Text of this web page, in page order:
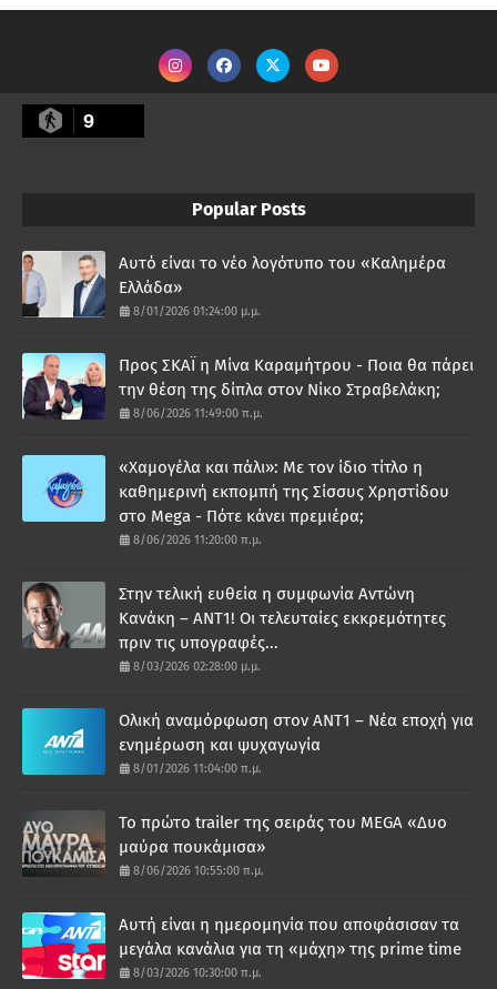
9
Popular Posts
Αυτό είναι το νέο λογότυπο του «Καλημέρα
Ελλάδα»
8/01/2026 01:24:00 μ.μ.
Προς ΣΚΑΪ η Μίνα Καραμήτρου - Ποια θα πάρει
την θέση της δίπλα στον Νίκο Στραβελάκη;
8/06/2026 11:49:00 π.μ.
«Χαμογέλα και πάλι»: Με τον ίδιο τίτλο η
καθημερινή εκπομπή της Σίσσυς Χρηστίδου
στο Mega - Πότε κάνει πρεμιέρα;
8/06/2026 11:20:00 π.μ.
Στην τελική ευθεία η συμφωνία Αντώνη
Κανάκη – ΑΝΤ1! Οι τελευταίες εκκρεμότητες
πριν τις υπογραφές...
8/03/2026 02:28:00 μ.μ.
Ολική αναμόρφωση στον ΑΝΤ1 – Νέα εποχή για
ενημέρωση και ψυχαγωγία
8/01/2026 11:04:00 π.μ.
Το πρώτο trailer της σειράς του MEGA «Δυο
μαύρα πουκάμισα»
8/06/2026 10:55:00 π.μ.
Αυτή είναι η ημερομηνία που αποφάσισαν τα
μεγάλα κανάλια για τη «μάχη» της prime time
8/03/2026 10:30:00 π.μ.